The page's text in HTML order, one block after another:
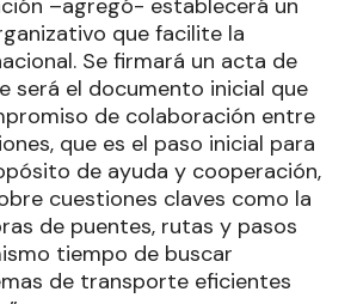
–agregó- establecerá un
que facilite la
Se firmará un acta de
será el documento inicial que
de colaboración entre
que es el paso inicial para
de ayuda y cooperación,
cuestiones claves como la
de puentes, rutas y pasos
tiempo de buscar
de transporte eficientes